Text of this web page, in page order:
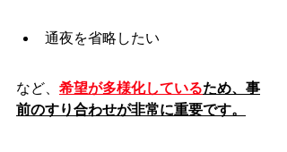
通夜を省略したい
など、 希望が多様化しているため、事
前のすり合わせが非常に重要です。